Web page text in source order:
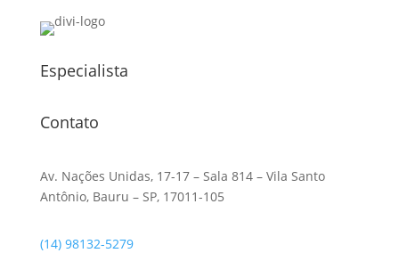
Especialista
Contato
Av. Nações Unidas, 17-17 – Sala 814 – Vila Santo
Antônio, Bauru – SP, 17011-105
(14) 98132-5279